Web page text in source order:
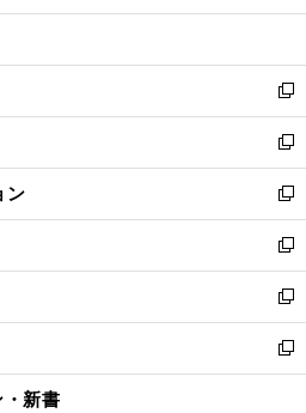
開
ウ
開
く
ン
ウ
で
開
く
ウ
ン
ド
ウ
で
開
く
新
し
い
ウ
ィ
ン
ド
ウ
で
開
く
新
し
い
ウ
ィ
ン
ド
ウ
で
開
ン
新
し
い
ウ
ィ
ン
ド
ウ
新
し
い
ウ
ィ
ン
新
し
い
ウ
新
し
新書